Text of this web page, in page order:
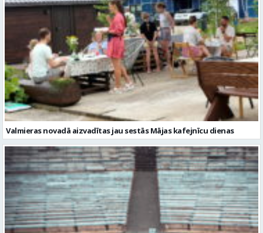
Valmieras novadā aizvadītas jau sestās Mājas kafejnīcu dienas